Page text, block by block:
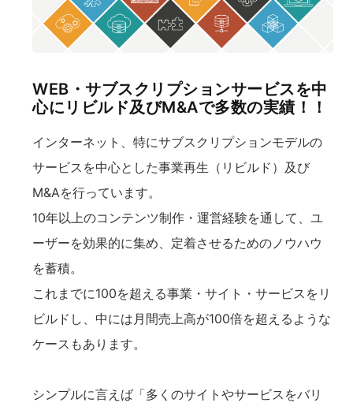
WEB・サブスクリプションサービスを中
心にリビルド及びM&Aで多数の実績！！
インターネット、特にサブスクリプションモデルの
サービスを中心とした事業再生（リビルド）及び
M&Aを行っています。
10年以上のコンテンツ制作・運営経験を通して、ユ
ーザーを効果的に集め、定着させるためのノウハウ
を蓄積。
これまでに100を超える事業・サイト・サービスをリ
ビルドし、中には月間売上高が100倍を超えるような
ケースもあります。
シンプルに言えば「多くのサイトやサービスをバリ